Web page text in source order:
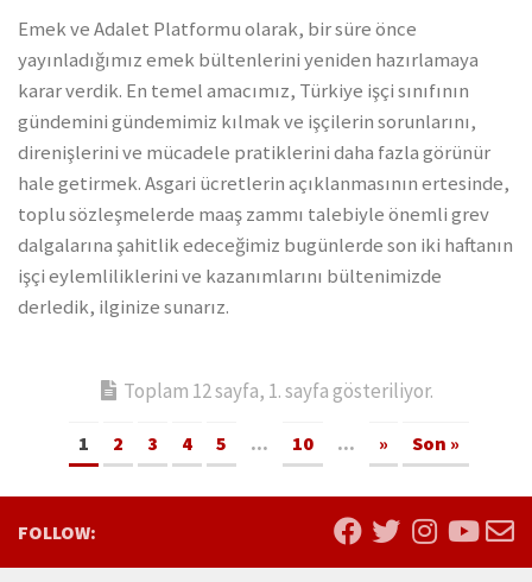
Emek ve Adalet Platformu olarak, bir süre önce
yayınladığımız emek bültenlerini yeniden hazırlamaya
karar verdik. En temel amacımız, Türkiye işçi sınıfının
gündemini gündemimiz kılmak ve işçilerin sorunlarını,
direnişlerini ve mücadele pratiklerini daha fazla görünür
hale getirmek. Asgari ücretlerin açıklanmasının ertesinde,
toplu sözleşmelerde maaş zammı talebiyle önemli grev
dalgalarına şahitlik edeceğimiz bugünlerde son iki haftanın
işçi eylemliliklerini ve kazanımlarını bültenimizde
derledik, ilginize sunarız.
Toplam 12 sayfa, 1. sayfa gösteriliyor.
1 2 3 4 5 ... 10 ... » Son »
FOLLOW: